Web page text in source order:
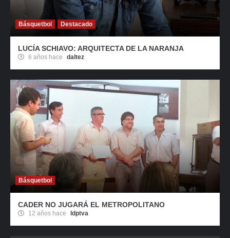
Básquetbol Destacado
LUCÍA SCHIAVO: ARQUITECTA DE LA NARANJA
6 años hace daltez
Básquetbol
CADER NO JUGARÁ EL METROPOLITANO
12 años hace ldptva